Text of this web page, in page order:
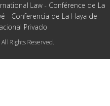
Law - Conférence de La
- Conferencia de La Haya de
Privado
Rights Reserved.